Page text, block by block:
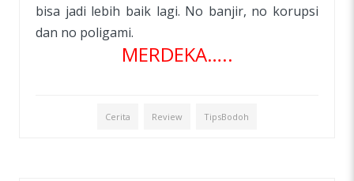
bisa jadi lebih baik lagi. No banjir, no korupsi
dan no poligami.
MERDEKA…..
Cerita Review TipsBodoh